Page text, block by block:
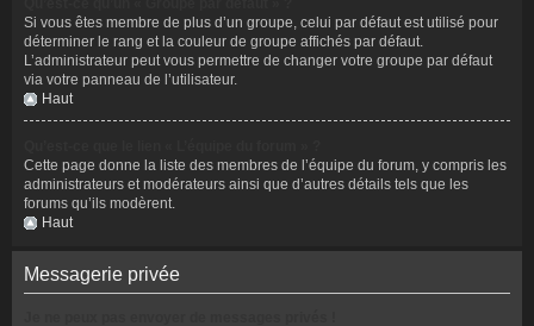
Si vous êtes membre de plus d’un groupe, celui par défaut est utilisé pour
déterminer le rang et la couleur de groupe affichés par défaut.
L’administrateur peut vous permettre de changer votre groupe par défaut
via votre panneau de l’utilisateur.
Haut
Cette page donne la liste des membres de l’équipe du forum, y compris les
administrateurs et modérateurs ainsi que d’autres détails tels que les
forums qu’ils modèrent.
Haut
Messagerie privée